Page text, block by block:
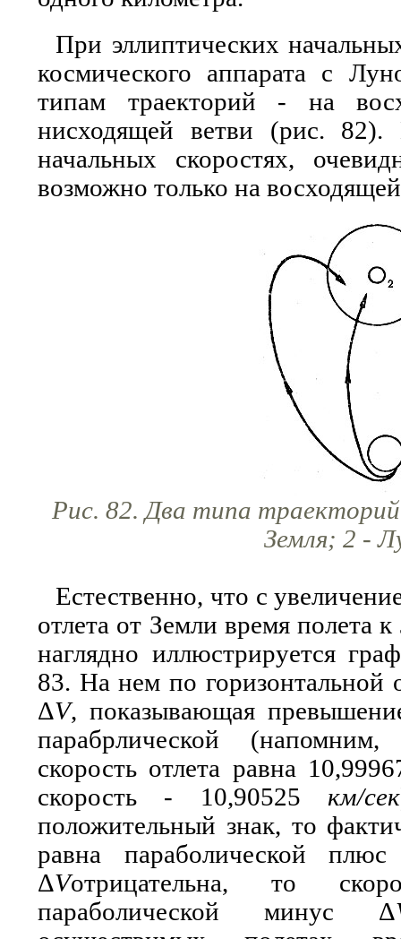
При эллиптических
космического аппарата с
типам траекторий - на
нисходящей ветви (рис. 82).
начальных скоростях,
возможно только на
Рис. 82. Два типа
Земля; 2 -
Естественно, что с
отлета от Земли время полета
наглядно иллюстрируется
83. На нем по горизонтальной
ΔV, показывающая
парабрлической
скорость отлета равна
скорость - 10,90525 км/сек
положительный знак, то
равна параболической
ΔVотрицательна, то
параболической минус Δ